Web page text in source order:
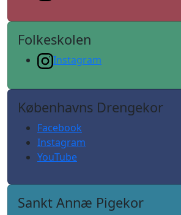
Folkeskolen
Instagram
Københavns Drengekor
Facebook
Instagram
YouTube
Sankt Annæ Pigekor